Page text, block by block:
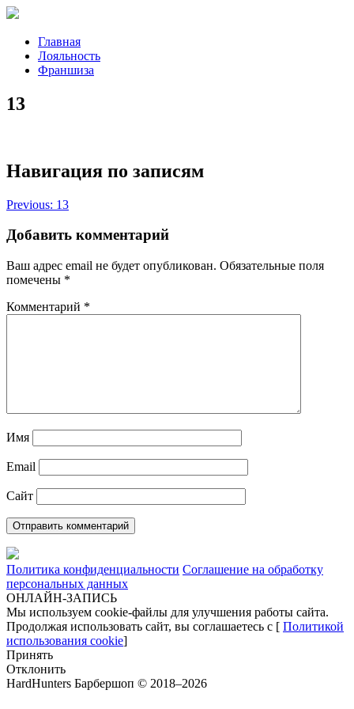
Главная
Лояльность
Франшиза
13
Навигация по записям
Previous: 13
Добавить комментарий
Ваш адрес email не будет опубликован. Обязательные поля
помечены *
Комментарий *
Имя
Email
Сайт
Политика конфиденциальности Соглашение на обработку
персональных данных
ОНЛАЙН-ЗАПИСЬ
Мы используем cookie-файлы для улучшения работы сайта.
Продолжая использовать сайт, вы соглашаетесь с [ Политикой
использования cookie]
Принять
Отклонить
HardHunters Барбершоп © 2018–2026